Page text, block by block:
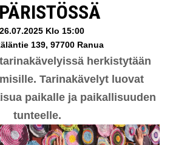
26.07.2025 Klo 15:00
139, 97700 Ranua
herkistytään
Tarinakävelyt luovat
paikalle ja paikallisuuden
tunteelle.